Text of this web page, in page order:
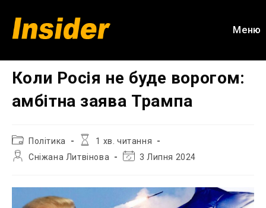
вмісту
Меню
Коли Росія не буде ворогом:
амбітна заява Трампа
Категорія
запису:
Політика
Час
1 хв. читання
АвторСніжана Литвінова
Остання3 Липня 2024